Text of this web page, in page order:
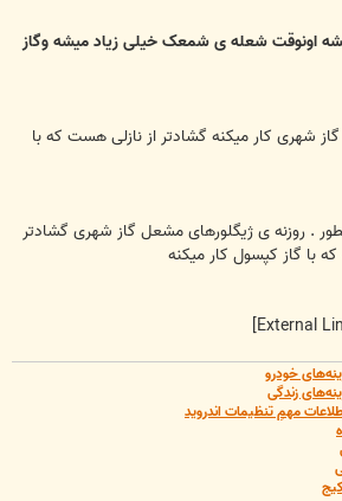
اونوقت شعله ی شمعک خیلی زیاد میشه وگاز
گاز شهری کار میکنه گشادتر از نازلی هست که با
. روزنه ی ژیگلورهای مشعل گاز شهری گشادتر
با گاز کپسول کار میکنه
خودرو
زندگی
مهمِ تنظیمات اندروید